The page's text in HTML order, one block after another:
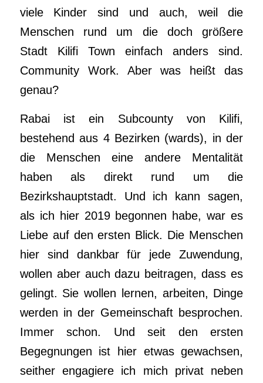
viele Kinder sind und auch, weil die
Menschen rund um die doch größere
Stadt Kilifi Town einfach anders sind.
Community Work. Aber was heißt das
genau?
Rabai ist ein Subcounty von Kilifi,
bestehend aus 4 Bezirken (wards), in der
die Menschen eine andere Mentalität
haben als direkt rund um die
Bezirkshauptstadt. Und ich kann sagen,
als ich hier 2019 begonnen habe, war es
Liebe auf den ersten Blick. Die Menschen
hier sind dankbar für jede Zuwendung,
wollen aber auch dazu beitragen, dass es
gelingt. Sie wollen lernen, arbeiten, Dinge
werden in der Gemeinschaft besprochen.
Immer schon. Und seit den ersten
Begegnungen ist hier etwas gewachsen,
seither engagiere ich mich privat neben